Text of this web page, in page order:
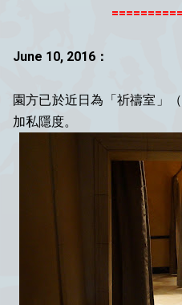
June 10, 2016：
園方已於近日為「祈禱室」
加私隱度。